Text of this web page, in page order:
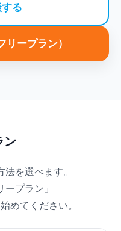
る
ープラン）
ン
を選べます。
プラン」
めてください。